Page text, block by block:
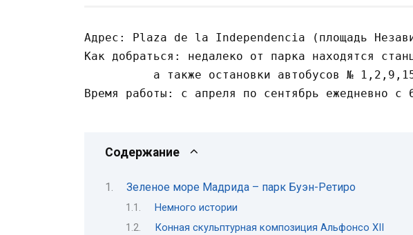
Адрес: Plaza de la Independencia (площадь
Как добраться: недалеко от парка находятся
а также остановки автобусов №
Время работы: с апреля по сентябрь ежедневно
Содержание
Зеленое море Мадрида – парк Буэн-Ретиро
Немного истории
Конная скульптурная композиция Альфонсо XII